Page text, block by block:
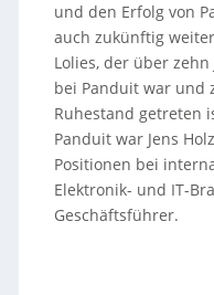
und den Erfolg von
auch zukünftig
Lolies, der über
bei Panduit war und
Ruhestand getreten
Panduit war Jens
Positionen bei
Elektronik- und IT-
Geschäftsführer.